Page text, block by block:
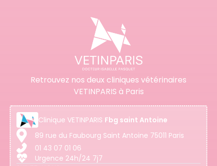
Retrouvez nos deux cliniques vétérinaires
VETINPARIS à Paris
Clinique VETINPARIS Fbg saint Antoine
89 rue du Faubourg Saint Antoine 75011 Paris
01 43 07 01 06
Urgence 24h/24 7j7